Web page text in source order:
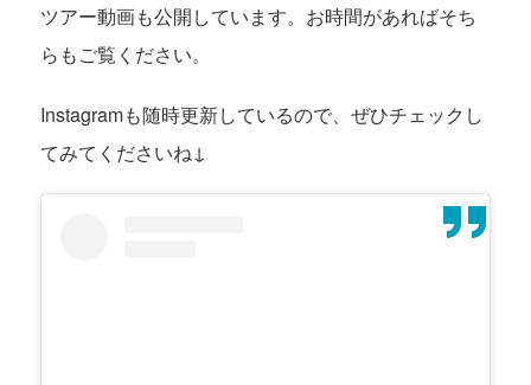
ツアー動画も公開しています。お時間があればそち
らもご覧ください。
Instagramも随時更新しているので、ぜひチェックし
てみてくださいね↓